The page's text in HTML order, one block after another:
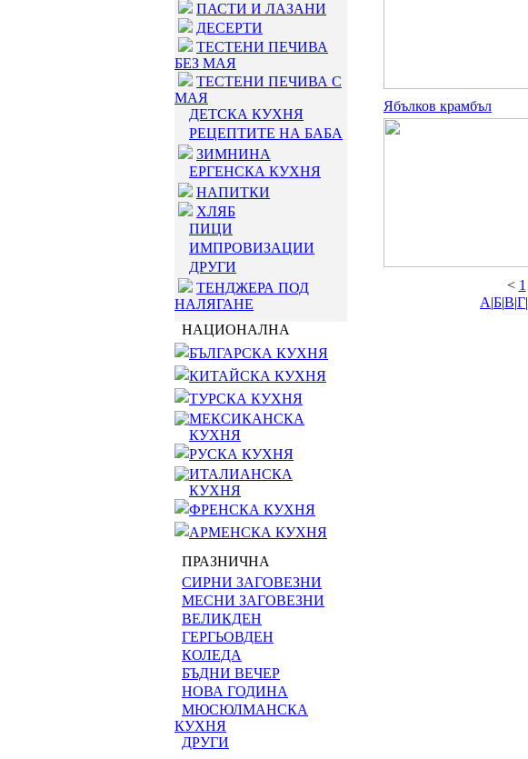
ПАСТИ И ЛАЗАНИ
ДЕСЕРТИ
ТЕСТЕНИ ПЕЧИВА
БЕЗ МАЯ
ТЕСТЕНИ ПЕЧИВА С
МАЯ
ДЕТСКА КУХНЯ
РЕЦЕПТИТЕ НА БАБА
ЗИМНИНА
ЕРГЕНСКА КУХНЯ
НАПИТКИ
ХЛЯБ
ПИЦИ
ИМПРОВИЗАЦИИ
ДРУГИ
ТЕНДЖЕРА ПОД
НАЛЯГАНЕ
НАЦИОНАЛНА
БЪЛГАРСКА КУХНЯ
КИТАЙСКА КУХНЯ
ТУРСКА КУХНЯ
МЕКСИКАНСКА
КУХНЯ
РУСКА КУХНЯ
ИТАЛИАНСКА
КУХНЯ
ФРЕНСКА КУХНЯ
АРМЕНСКА КУХНЯ
ПРАЗНИЧНА
СИРНИ ЗАГОВЕЗНИ
МЕСНИ ЗАГОВЕЗНИ
ВЕЛИКДЕН
ГЕРГЬОВДЕН
КОЛЕДА
БЪДНИ ВЕЧЕР
НОВА ГОДИНА
МЮСЮЛМАНСКА
КУХНЯ
ДРУГИ
Ябълков крамбъл
< 1
А|Б|В|Г|